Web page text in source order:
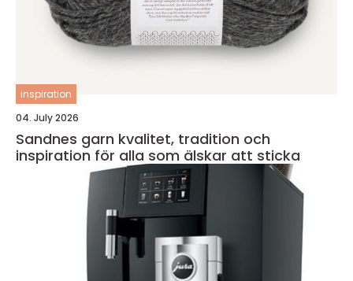
inspiration
04. July 2026
Sandnes garn kvalitet, tradition och
inspiration för alla som älskar att sticka